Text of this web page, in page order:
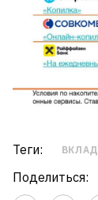
Теги: ВКЛАД
Поделиться: